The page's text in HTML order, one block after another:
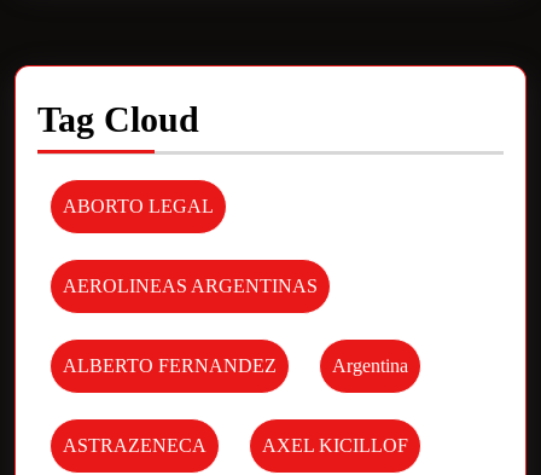
Tag Cloud
ABORTO LEGAL
AEROLINEAS ARGENTINAS
ALBERTO FERNANDEZ Argentina
ASTRAZENECA AXEL KICILLOF